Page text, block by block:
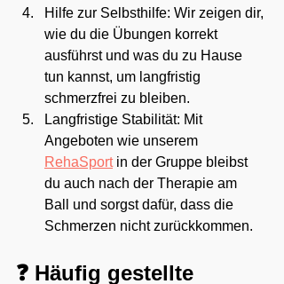
Hilfe zur Selbsthilfe: Wir zeigen dir,
wie du die Übungen korrekt
ausführst und was du zu Hause
tun kannst, um langfristig
schmerzfrei zu bleiben.
Langfristige Stabilität: Mit
Angeboten wie unserem
RehaSport in der Gruppe bleibst
du auch nach der Therapie am
Ball und sorgst dafür, dass die
Schmerzen nicht zurückkommen.
❓ Häufig gestellte